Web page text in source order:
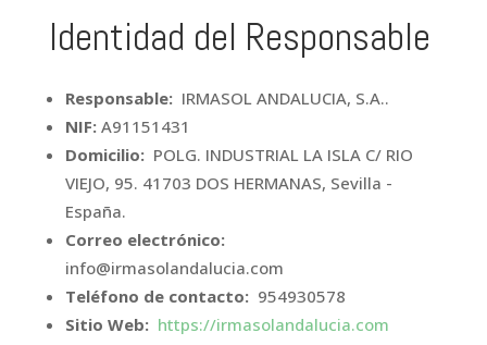
Identidad del Responsable
Responsable:IRMASOL ANDALUCIA, S.A..
NIF:A91151431
Domicilio:POLG. INDUSTRIAL LA ISLA C/ RIO
VIEJO, 95. 41703 DOS HERMANAS, Sevilla -
España.
Correo electrónico:
info@irmasolandalucia.com
Teléfono de contacto:954930578
Sitio Web: https://irmasolandalucia.com